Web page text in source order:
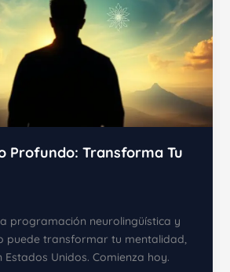
Profundo: Transforma Tu
programación neurolingüística y
puede transformar tu mentalidad,
Unidos. Comienza hoy.